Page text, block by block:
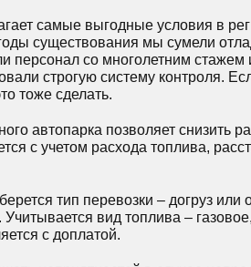
самые выгодные условия в
существования мы сумели
персонал со многолетним
строгую систему контроля.
тоже сделать.
автопарка позволяет снизить
с учетом расхода топлива,
тип перевозки – догруз или
вид топлива –
с доплатой.